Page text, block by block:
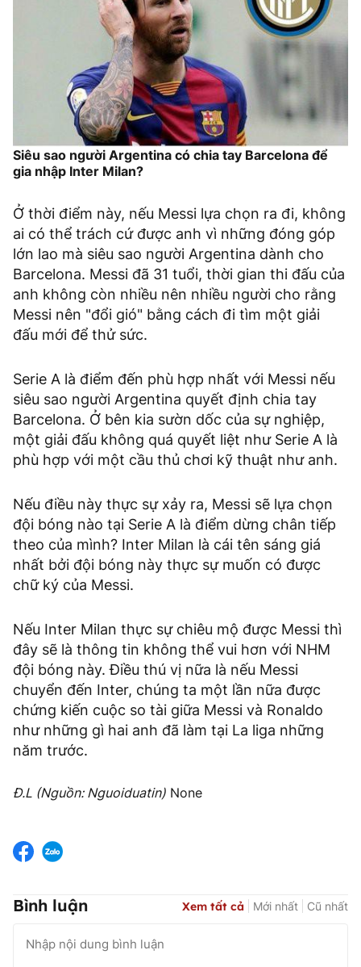
Siêu sao người Argentina có chia tay Barcelona để
gia nhập Inter Milan?
Ở thời điểm này, nếu Messi lựa chọn ra đi, không
ai có thể trách cứ được anh vì những đóng góp
lớn lao mà siêu sao người Argentina dành cho
Barcelona. Messi đã 31 tuổi, thời gian thi đấu của
anh không còn nhiều nên nhiều người cho rằng
Messi nên "đổi gió" bằng cách đi tìm một giải
đấu mới để thử sức.
Serie A là điểm đến phù hợp nhất với Messi nếu
siêu sao người Argentina quyết định chia tay
Barcelona. Ở bên kia sườn dốc của sự nghiệp,
một giải đấu không quá quyết liệt như Serie A là
phù hợp với một cầu thủ chơi kỹ thuật như anh.
Nếu điều này thực sự xảy ra, Messi sẽ lựa chọn
đội bóng nào tại Serie A là điểm dừng chân tiếp
theo của mình? Inter Milan là cái tên sáng giá
nhất bởi đội bóng này thực sự muốn có được
chữ ký của Messi.
Nếu Inter Milan thực sự chiêu mộ được Messi thì
đây sẽ là thông tin không thể vui hơn với NHM
đội bóng này. Điều thú vị nữa là nếu Messi
chuyển đến Inter, chúng ta một lần nữa được
chứng kiến cuộc so tài giữa Messi và Ronaldo
như những gì hai anh đã làm tại La liga những
năm trước.
Đ.L (Nguồn: Nguoiduatin) None
Bình luận Xem tất cả Mới nhất Cũ nhất